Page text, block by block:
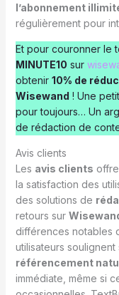
l’abonnement
régulièrement pour
Et pour couronner le
MINUTE10 sur
obtenir 10% de
Wisewand ! Une
pour toujours… Un
de rédaction de
Avis clients
Les avis clients
la satisfaction des
des solutions de
retours sur
différences notables
utilisateurs soulignent
référencement
immédiate, même si